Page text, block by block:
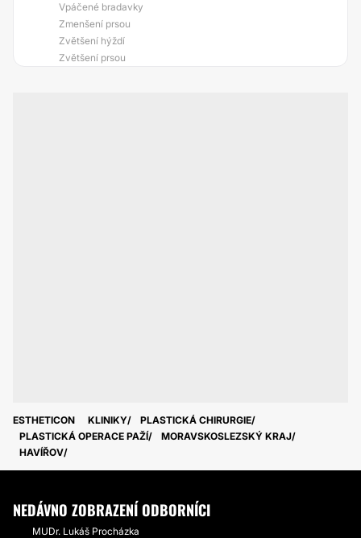
Vpáčené bradavky
Zmenšení prsou
Zvětšení hýždí
Zvětšení prsou
ESTHETICON KLINIKY
PLASTICKÁ CHIRURGIE
PLASTICKÁ OPERACE PAŽÍ
MORAVSKOSLEZSKÝ KRAJ
HAVÍŘOV
NEDÁVNO ZOBRAZENÍ ODBORNÍCI
MUDr. Lukáš Procházka